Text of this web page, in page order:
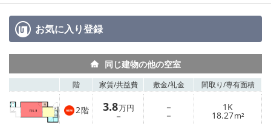
お気に入り登録
同じ建物の他の空室
階 家賃/共益費 敷金/礼金 間取り/専有面積
2階 3.8万円
－
－
－
1K
18.27m²